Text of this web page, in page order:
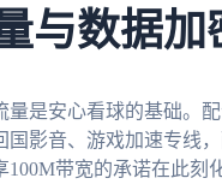
与数据加
是安心看球的基础。
影音、游戏加速专线
带宽的承诺在此刻